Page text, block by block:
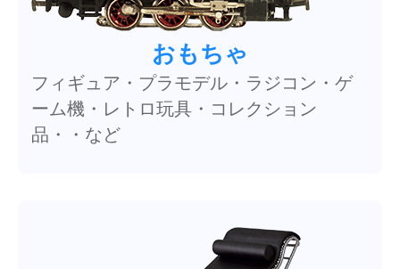
おもちゃ
フィギュア・プラモデル・ラジコン・ゲ
ーム機・レトロ玩具・コレクション
品・・など